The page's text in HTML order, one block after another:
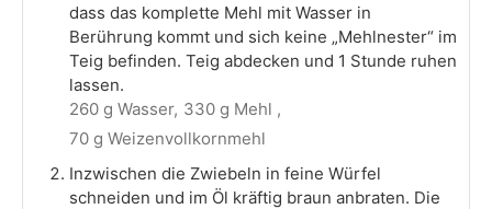
dass das komplette Mehl mit Wasser in
Berührung kommt und sich keine „Mehlnester“ im
Teig befinden. Teig abdecken und 1 Stunde ruhen
lassen.
260 g Wasser, 330 g Mehl ,
70 g Weizenvollkornmehl
Inzwischen die Zwiebeln in feine Würfel
schneiden und im Öl kräftig braun anbraten. Die